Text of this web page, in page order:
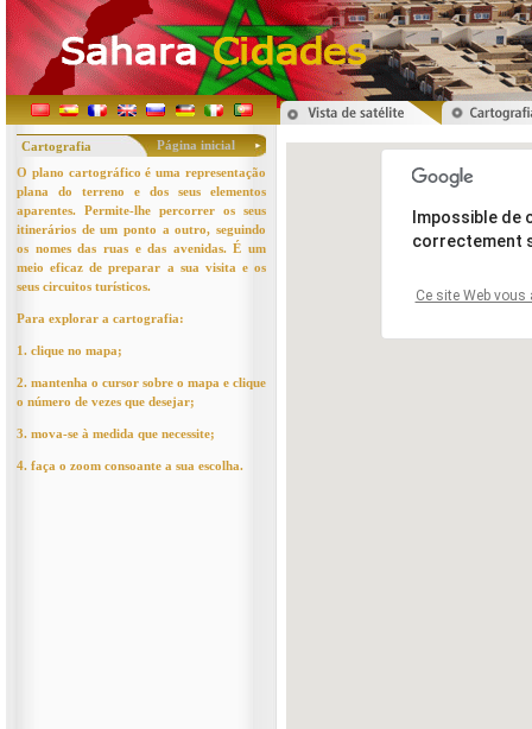
Cartografia
Página inicial
O plano cartográfico é uma representação
plana do terreno e dos seus elementos
aparentes. Permite-lhe percorrer os seus
itinerários de um ponto a outro, seguindo
os nomes das ruas e das avenidas. É um
meio eficaz de preparar a sua visita e os
seus circuitos turísticos.
Para explorar a cartografia:
1. clique no mapa;
2. mantenha o cursor sobre o mapa e clique
o número de vezes que desejar;
3. mova-se à medida que necessite;
4. faça o zoom consoante a sua escolha.